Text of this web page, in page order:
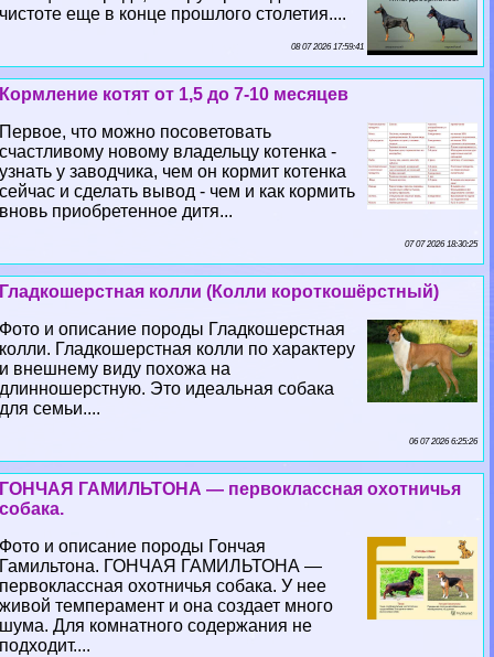
чистоте еще в конце прошлого столетия....
08 07 2026 17:59:41
Кормление котят от 1,5 до 7-10 месяцев
Первое, что можно посоветовать
счастливому новому владельцу котенка -
узнать у заводчика, чем он кормит котенка
сейчас и сделать вывод - чем и как кормить
вновь приобретенное дитя...
07 07 2026 18:30:25
Гладкошерстная колли (Колли короткошёрстный)
Фото и описание породы Гладкошерстная
колли. Гладкошерстная колли по хаpaктеру
и внешнему виду похожа на
длинношерстную. Это идеальная собака
для семьи....
06 07 2026 6:25:26
ГОНЧАЯ ГАМИЛЬТОНА — первоклассная охотничья
собака.
Фото и описание породы Гончая
Гамильтона. ГОНЧАЯ ГАМИЛЬТОНА —
первоклассная охотничья собака. У нее
живой темперамент и она создает много
шума. Для комнатного содержания не
подходит....